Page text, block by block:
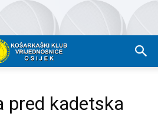
pred kadetska